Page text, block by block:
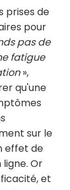
prises de
pour
pas de
fatigue
»,
qu'une
sur le
effet de
Or
et